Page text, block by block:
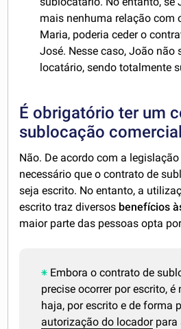
mais nenhuma relação com
Maria, poderia ceder o
José. Nesse caso, João não
locatário, sendo totalmente
É obrigatório ter um
sublocação
Não. De acordo com a
necessário que o contrato de
seja escrito. No entanto, a
escrito traz diversos benefícios
maior parte das pessoas opta
Embora o contrato de
precise ocorrer por escrito, é
haja, por escrito e de forma
autorização do locadorpara